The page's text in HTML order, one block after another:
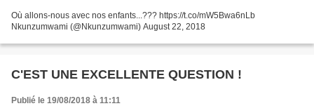
Où allons-nous avec nos enfants...??? https://t.co/mW5Bwa6nLb
Nkunzumwami (@Nkunzumwami) August 22, 2018
C'EST UNE EXCELLENTE QUESTION !
Publié le 19/08/2018 à 11:11